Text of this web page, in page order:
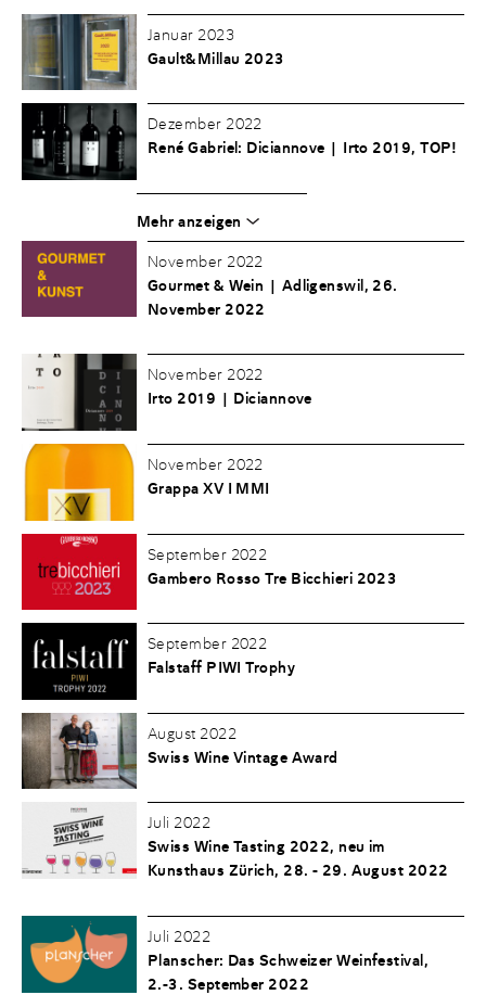
Januar 2023
Gault&Millau 2023
Dezember 2022
René Gabriel: Diciannove | Irto 2019, TOP!
Mehr anzeigen
November 2022
Gourmet & Wein | Adligenswil, 26.
November 2022
November 2022
Irto 2019 | Diciannove
November 2022
Grappa XV I MMI
September 2022
Gambero Rosso Tre Bicchieri 2023
September 2022
Falstaff PIWI Trophy
August 2022
Swiss Wine Vintage Award
Juli 2022
Swiss Wine Tasting 2022, neu im
Kunsthaus Zürich, 28. - 29. August 2022
Juli 2022
Planscher: Das Schweizer Weinfestival,
2.-3. September 2022